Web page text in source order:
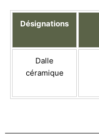
Désignations
Dalle
céramique